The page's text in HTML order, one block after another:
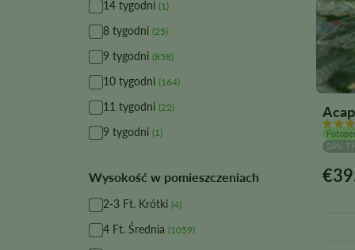
14 tygodni (1)
8 tygodni (25)
9 tygodni (858)
10 tygodni (164)
11 tygodni (22)
9 tygodni (1)
Wysokość w pomieszczeniach
2-3 Ft. Krótki (4)
4 Ft. Średnia (1059)
24%
€
Ten